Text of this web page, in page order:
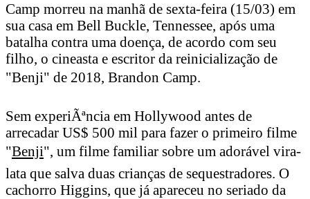
Camp morreu na manhã de sexta-feira (15/03) em
sua casa em Bell Buckle, Tennessee, após uma
batalha contra uma doença, de acordo com seu
filho, o cineasta e escritor da reinicialização de
"Benji" de 2018, Brandon Camp.
Sem experiÃªncia em Hollywood antes de
arrecadar US$ 500 mil para fazer o primeiro filme
"Benji", um filme familiar sobre um adorável vira-
lata que salva duas crianças de sequestradores. O
cachorro Higgins, que já apareceu no seriado da